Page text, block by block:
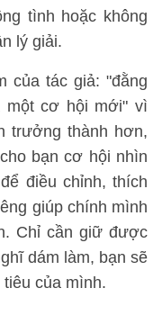
tình hoặc không
lý giải.
của tác giả: "đằng
một cơ hội mới" vì
trưởng thành hơn,
bạn cơ hội nhìn
điều chỉnh, thích
giúp chính mình
Chỉ cần giữ được
dám làm, bạn sẽ
của mình.